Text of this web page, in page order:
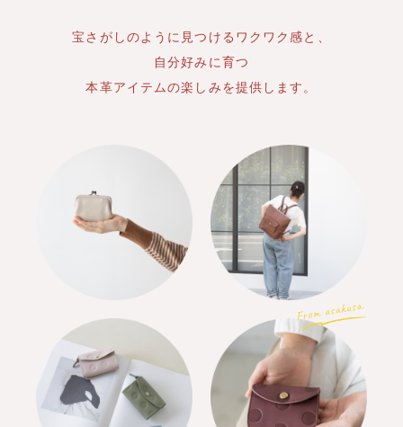
宝さがしのように見つけるワクワク感と、
自分好みに育つ
本革アイテムの楽しみを提供します。